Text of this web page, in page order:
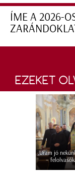
ÍME A 2026-
EZEKET
„Uram jó
–